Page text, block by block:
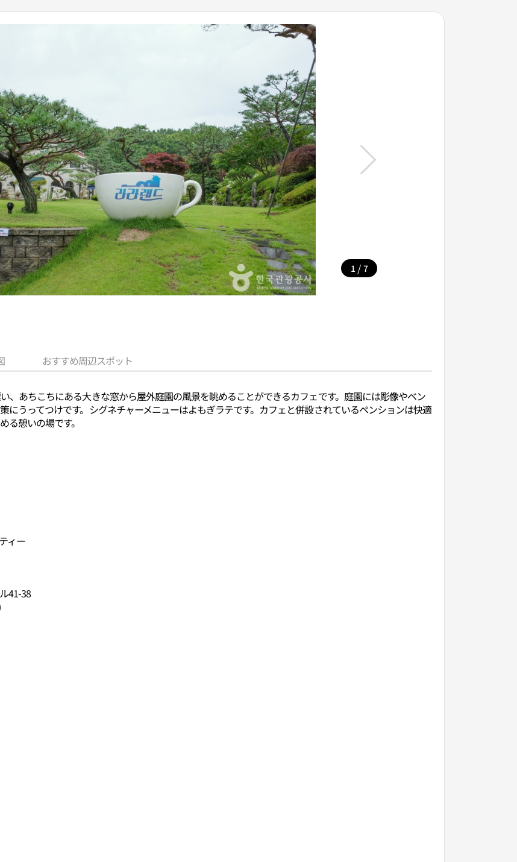
1 / 7
おすすめ周辺スポット
、あちこちにある大きな窓から屋外庭園の風景を眺めることができるカフェです。庭園には彫像やベン
にうってつけです。シグネチャーメニューはよもぎラテです。カフェと併設されているペンションは快適
る憩いの場です。
ィー
41-38